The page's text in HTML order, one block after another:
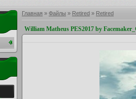
Главная » Файлы » Retired » Retired
William Matheus PES2017 by